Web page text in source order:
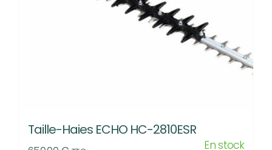
Taille-Haies ECHO HC-2810ESR
En stock